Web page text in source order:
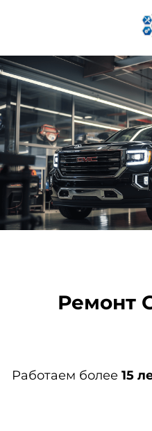
Ремонт
Работаем более 15